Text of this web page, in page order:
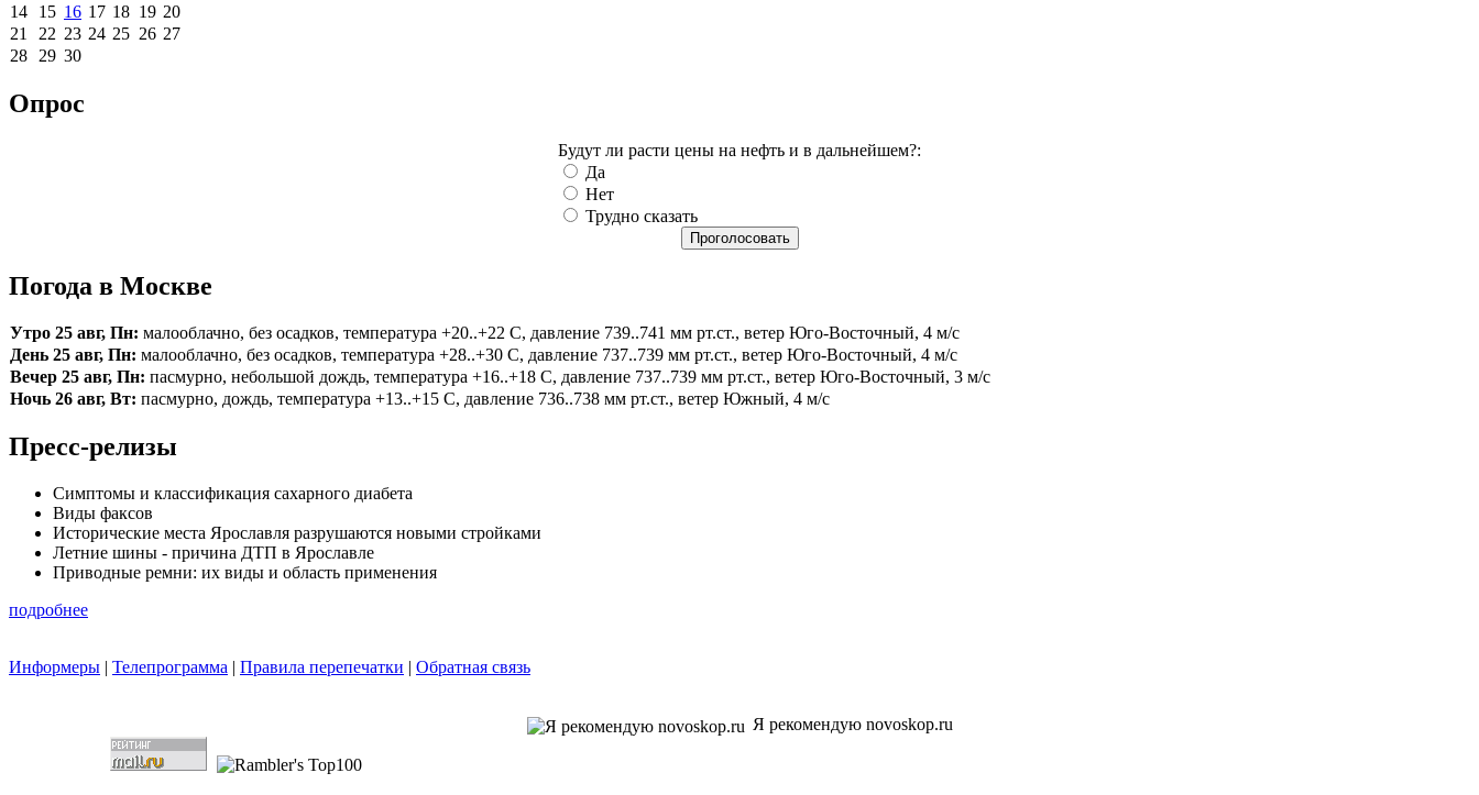
14
15 16 17 18 19 20
21
22 23 24 25 26 27
28
29 30
Опрос
Будут ли расти цены на нефть и в дальнейшем?:
Да
Нет
Трудно сказать
Погода в Москве
Утро 25 авг, Пн: малооблачно, без осадков, температура +20..+22 С, давление 739..741 мм рт.ст., ветер Юго-Восточный, 4 м/с
День 25 авг, Пн: малооблачно, без осадков, температура +28..+30 С, давление 737..739 мм рт.ст., ветер Юго-Восточный, 4 м/с
Вечер 25 авг, Пн: пасмурно, небольшой дождь, температура +16..+18 С, давление 737..739 мм рт.ст., ветер Юго-Восточный, 3 м/с
Ночь 26 авг, Вт: пасмурно, дождь, температура +13..+15 С, давление 736..738 мм рт.ст., ветер Южный, 4 м/с
Пресс-релизы
Симптомы и классификация сахарного диабета
Виды факсов
Исторические места Ярославля разрушаются новыми стройками
Летние шины - причина ДТП в Ярославле
Приводные ремни: их виды и область применения
подробнее
Информеры | Телепрограмма | Правила перепечатки | Обратная связь
Я рекомендую novoskop.ru